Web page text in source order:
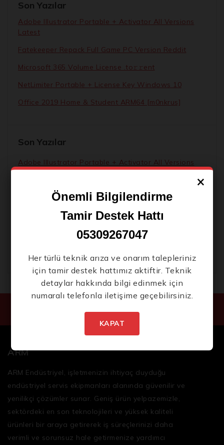
Son Yazılar
Adobe Illustrator Portable + Activator All Versions
Latest
Fatekeeper Repack Full Game PC Version Reddit
Microsoft 365 Volume License .tо𝚛𝚛еnt
NetLimiter Portable + License Key Windows 10
Office 2019 Home & Student ARM64 [m0nkrus]
Son Yazılar
Adobe Illustrator Portable + Activator All Versions
Latest
Fatekeeper Repack Full Game PC Version Reddit
ARM
ARM Endüstriyel, işletmenizin ihtiyaç duyduğu
endüstriyel servis ekipmanları alanında güvenilir ve
yenilikçi çözümler sunar. Geniş ürün yelpazemizle,
sektördeki en son teknolojileri ve yüksek kaliteli
ürünleri bir araya getirerek iş süreçlerinizi daha
verimli ve sorunsuz hale getirmenize yardımcı
×
Önemli Bilgilendirme
Tamir Destek Hattı
05309267047
Her türlü teknik arıza ve onarım talepleriniz
için tamir destek hattımız aktiftir. Teknik
detaylar hakkında bilgi edinmek için
numaralı telefonla iletişime geçebilirsiniz.
KAPAT